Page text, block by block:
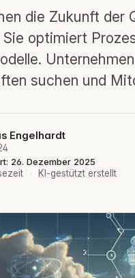
die Zukunft
Sie optimiert
suchen und
Engelhardt
26. Dezember 2025
· KI-gestützt erstellt